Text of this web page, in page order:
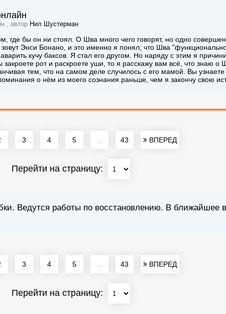
, автор Нил Шустерман
где бы он ни стоял. О Шва много чего говорят, но одно
Энси Бонано, и это именно я понял, что Шва
кучу баксов. Я стал его другом. Но наряду с этим я
рот и раскроете уши, то я расскажу вам всё, что знаю о
тем, что на самом деле случилось с его мамой. Вы узнаете
о нём из моего сознания раньше, чем я закончу свою
3 4 5 43 ВПЕРЕД
Перейти на страницу:
Ведутся работы по восстановлению. В ближайшее
3 4 5 43 ВПЕРЕД
Перейти на страницу: